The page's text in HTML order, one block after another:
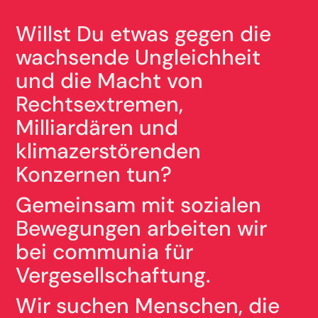
Willst Du etwas gegen die
wachsende Ungleichheit
und die Macht von
Rechtsextremen,
Milliardären und
klimazerstörenden
Konzernen tun?
Gemeinsam mit sozialen
Bewegungen arbeiten wir
bei communia für
Vergesellschaftung.
Wir suchen Menschen, die